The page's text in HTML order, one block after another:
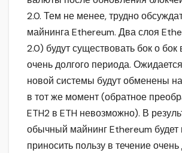
2.0. Тем не менее, трудно
майнинга Ethereum. Два слоя
2.0) будут существовать бок о бок
очень долгого периода.
новой системы будут обменены
в тот же момент (обратное
ETH2 в ETH невозможно). В
обычный майнинг Ethereum будет
приносить пользу в течение очень